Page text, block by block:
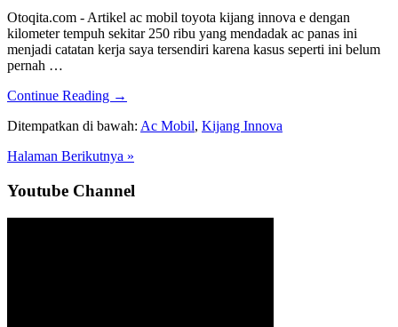
Otoqita.com - Artikel ac mobil toyota kijang innova e dengan
kilometer tempuh sekitar 250 ribu yang mendadak ac panas ini
menjadi catatan kerja saya tersendiri karena kasus seperti ini belum
pernah …
Continue Reading about
Mobil
Innova
Tiba
dan
→
Ditempatkan di bawah: Ac Mobil, Kijang Innova
Halaman Berikutnya »
Sidebar
Utama
Youtube Channel